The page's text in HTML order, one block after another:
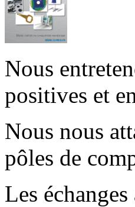
Nous
positives et
Nous nous
pôles de
Les